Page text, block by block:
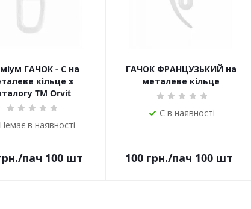
ГАЧОК - С на
кільце з
TM Orvit
Немає в наявності
/пач 100 шт
ГАЧОК ФРАНЦУЗЬКИЙ на
металеве кільце
Є в наявності
100грн./пач 100 шт